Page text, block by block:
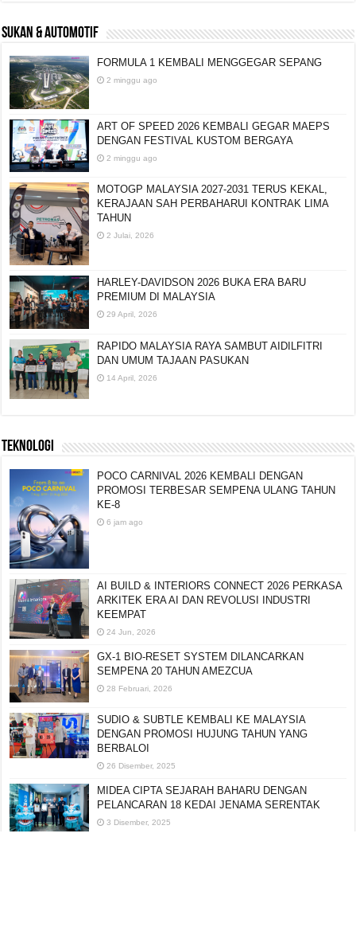
SUKAN & AUTOMOTIF
FORMULA 1 KEMBALI MENGGEGAR SEPANG
2 minggu ago
ART OF SPEED 2026 KEMBALI GEGAR MAEPS
DENGAN FESTIVAL KUSTOM BERGAYA
2 minggu ago
MOTOGP MALAYSIA 2027-2031 TERUS KEKAL,
KERAJAAN SAH PERBAHARUI KONTRAK LIMA
TAHUN
2 Julai, 2026
HARLEY-DAVIDSON 2026 BUKA ERA BARU
PREMIUM DI MALAYSIA
29 April, 2026
RAPIDO MALAYSIA RAYA SAMBUT AIDILFITRI
DAN UMUM TAJAAN PASUKAN
14 April, 2026
TEKNOLOGI
POCO CARNIVAL 2026 KEMBALI DENGAN
PROMOSI TERBESAR SEMPENA ULANG TAHUN
KE-8
6 jam ago
AI BUILD & INTERIORS CONNECT 2026 PERKASA
ARKITEK ERA AI DAN REVOLUSI INDUSTRI
KEEMPAT
24 Jun, 2026
GX-1 BIO-RESET SYSTEM DILANCARKAN
SEMPENA 20 TAHUN AMEZCUA
28 Februari, 2026
SUDIO & SUBTLE KEMBALI KE MALAYSIA
DENGAN PROMOSI HUJUNG TAHUN YANG
BERBALOI
26 Disember, 2025
MIDEA CIPTA SEJARAH BAHARU DENGAN
PELANCARAN 18 KEDAI JENAMA SERENTAK
3 Disember, 2025